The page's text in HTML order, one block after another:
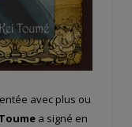
avec plus ou
a signé en